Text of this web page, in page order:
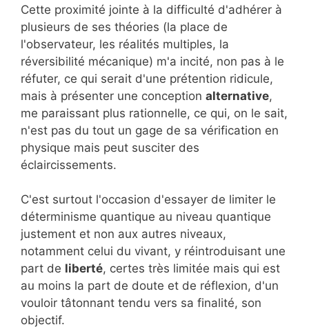
Cette proximité jointe à la difficulté d'adhérer à
plusieurs de ses théories (la place de
l'observateur, les réalités multiples, la
réversibilité mécanique) m'a incité, non pas à le
réfuter, ce qui serait d'une prétention ridicule,
mais à présenter une conception alternative,
me paraissant plus rationnelle, ce qui, on le sait,
n'est pas du tout un gage de sa vérification en
physique mais peut susciter des
éclaircissements.
C'est surtout l'occasion d'essayer de limiter le
déterminisme quantique au niveau quantique
justement et non aux autres niveaux,
notamment celui du vivant, y réintroduisant une
part de liberté, certes très limitée mais qui est
au moins la part de doute et de réflexion, d'un
vouloir tâtonnant tendu vers sa finalité, son
objectif.